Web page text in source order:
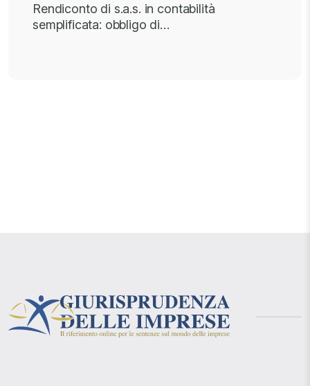
Rendiconto di s.a.s. in contabilità
semplificata: obbligo di…